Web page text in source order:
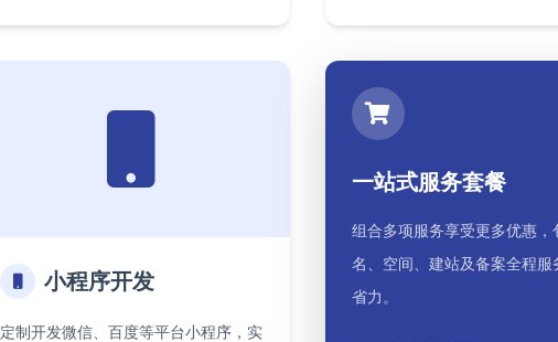
小程序开发
定制开发微信、百度等平台小程序，实
一站式服务套餐
组合多项服务享受更多优惠，
名、空间、建站及备案全程服
省力。